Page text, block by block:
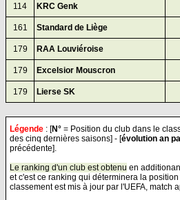
114 KRC Genk
161 Standard de Liège
179 RAA Louviéroise
179 Excelsior Mouscron
179 Lierse SK
Légende : [N° = Position du club dans le
des cinq dernières saisons] - [évolution an
précédente].
Le ranking d'un club est obtenu en
et c'est ce ranking qui déterminera la
classement est mis à jour par l'UEFA, match